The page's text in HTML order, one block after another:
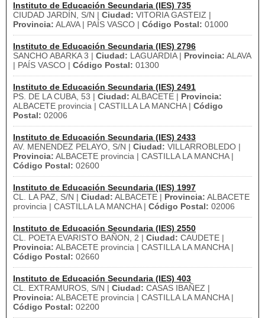
Instituto de Educación Secundaria (IES) 735
CIUDAD JARDÍN, S/N | Ciudad: VITORIA GASTEIZ |
Provincia: ALAVA | PAÍS VASCO | Código Postal: 01000
Instituto de Educación Secundaria (IES) 2796
SANCHO ABARKA 3 | Ciudad: LAGUARDIA | Provincia: ALAVA
| PAÍS VASCO | Código Postal: 01300
Instituto de Educación Secundaria (IES) 2491
PS. DE LA CUBA, 53 | Ciudad: ALBACETE | Provincia:
ALBACETE provincia | CASTILLA LA MANCHA | Código
Postal: 02006
Instituto de Educación Secundaria (IES) 2433
AV. MENENDEZ PELAYO, S/N | Ciudad: VILLARROBLEDO |
Provincia: ALBACETE provincia | CASTILLA LA MANCHA |
Código Postal: 02600
Instituto de Educación Secundaria (IES) 1997
CL. LA PAZ, S/N | Ciudad: ALBACETE | Provincia: ALBACETE
provincia | CASTILLA LA MANCHA | Código Postal: 02006
Instituto de Educación Secundaria (IES) 2550
CL. POETA EVARISTO BAÑON, 2 | Ciudad: CAUDETE |
Provincia: ALBACETE provincia | CASTILLA LA MANCHA |
Código Postal: 02660
Instituto de Educación Secundaria (IES) 403
CL. EXTRAMUROS, S/N | Ciudad: CASAS IBAÑEZ |
Provincia: ALBACETE provincia | CASTILLA LA MANCHA |
Código Postal: 02200